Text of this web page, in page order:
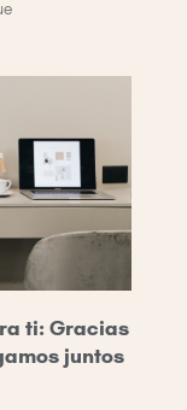
ti: Gracias
juntos